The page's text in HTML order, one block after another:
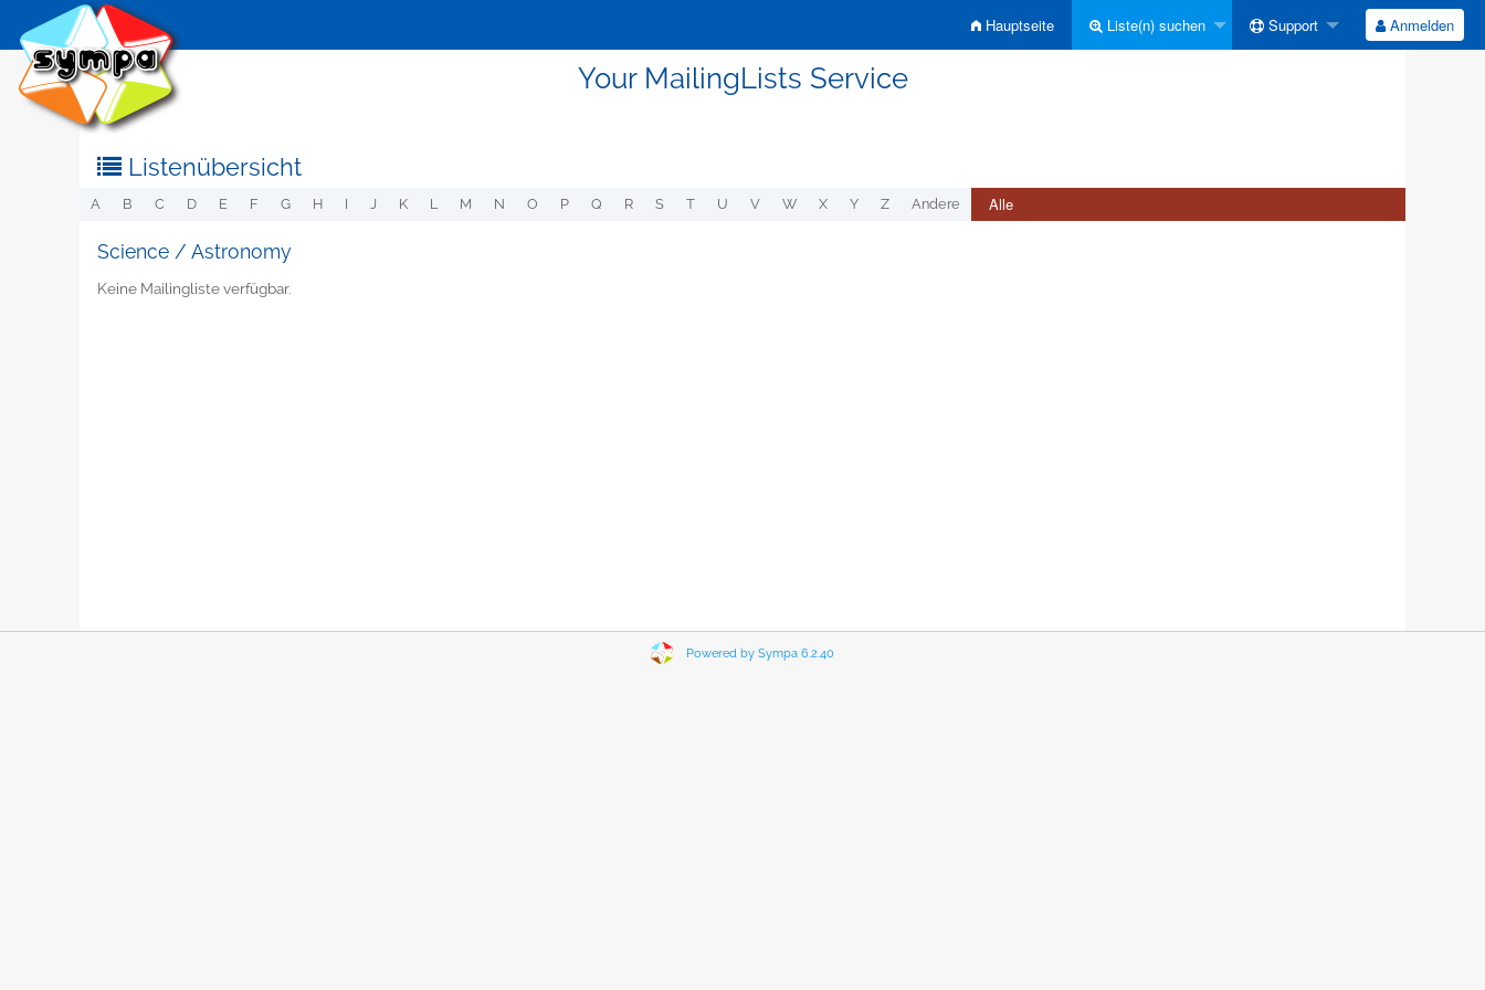
Hauptseite Liste(n) suchen Support Anmelden
Your MailingLists Service
Listenübersicht
A B C D E F G H I J K L M N O P Q R S T U V W X Y Z Andere Alle
Science / Astronomy
Keine Mailingliste verfügbar.
Powered by Sympa 6.2.40